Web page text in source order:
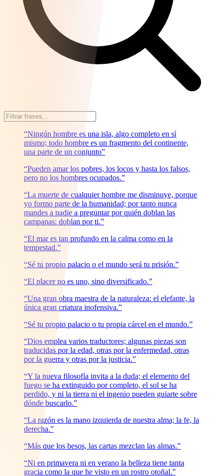
“Ningún hombre es una isla, algo completo en sí
mismo; todo hombre es un fragmento del continente,
una parte de un conjunto”
“Pueden amar los pobres, los locos y hasta los falsos,
pero no los hombres ocupados.”
“La muerte de cualquier hombre me disminuye, porque
yo formo parte de la humanidad; por tanto nunca
mandes a nadie a preguntar por quién doblan las
campanas: doblan por ti.”
“El mar es tan profundo en la calma como en la
tempestad.”
“Sé tu propio palacio o el mundo será tu prisión.”
“El placer no es uno, sino diversificado.”
“Una gran obra maestra de la naturaleza: el elefante, la
única gran criatura inofensiva.”
“Sé tu propio palacio o tu propia cárcel en el mundo.”
“Dios emplea varios traductores; algunas piezas son
traducidas por la edad, otras por la enfermedad, otras
por la guerra y otras por la justicia.”
“Y la nueva filosofía invita a la duda; el elemento del
fuego se ha extinguido por completo, el sol se ha
perdido, y ni la tierra ni el ingenio pueden guiarte sobre
dónde buscarlo.”
“La razón es la mano izquierda de nuestra alma; la fe, la
derecha.”
“Más que los besos, las cartas mezclan las almas.”
“Ni en primavera ni en verano la belleza tiene tanta
gracia como la que he visto en un rostro otoñal.”